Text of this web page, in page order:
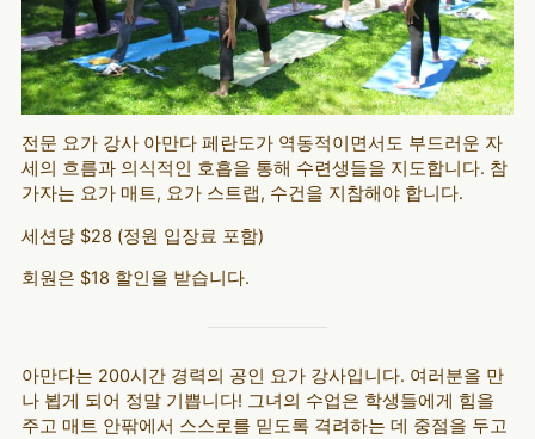
전문 요가 강사 아만다 페란도가 역동적이면서도 부드러운 자
세의 흐름과 의식적인 호흡을 통해 수련생들을 지도합니다. 참
가자는 요가 매트, 요가 스트랩, 수건을 지참해야 합니다.
세션당 $28 (정원 입장료 포함)
회원은 $18 할인을 받습니다.
아만다는 200시간 경력의 공인 요가 강사입니다. 여러분을 만
나 뵙게 되어 정말 기쁩니다! 그녀의 수업은 학생들에게 힘을
주고 매트 안팎에서 스스로를 믿도록 격려하는 데 중점을 두고